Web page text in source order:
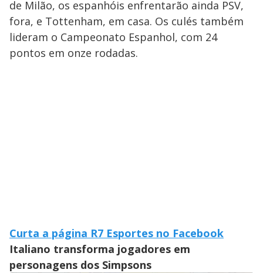
de Milão, os espanhóis enfrentarão ainda PSV,
fora, e Tottenham, em casa. Os culés também
lideram o Campeonato Espanhol, com 24
pontos em onze rodadas.
Curta a página R7 Esportes no Facebook
Italiano transforma jogadores em
personagens dos Simpsons